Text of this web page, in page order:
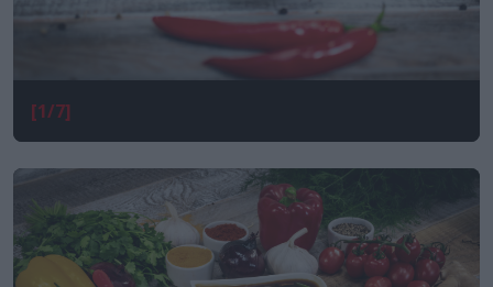
[1/7]